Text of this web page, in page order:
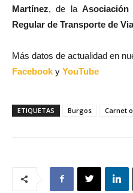
Martínez, de la
Regular de Transporte de
Más datos de actualidad en
Facebook y YouTube
ETIQUETAS Burgos Carnet